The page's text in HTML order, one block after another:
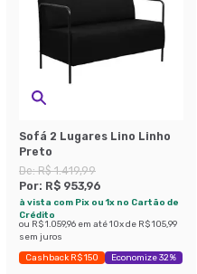
Sofá 2 Lugares Lino Linho
Preto
De:R$ 1.419,99
Por: R$ 953,96
à vista com Pix ou 1x no Cartão de
Crédito
ou R$ 1.059,96 em até10x de R$ 105,99
sem juros
Cashback R$ 150 Economize 32%